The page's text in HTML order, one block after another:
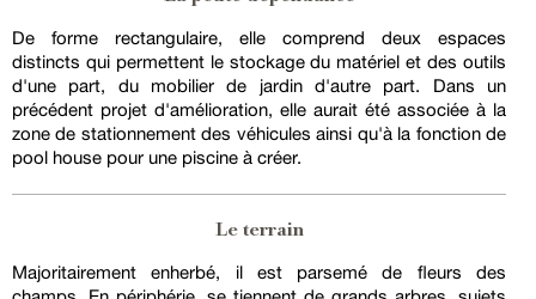
De forme rectangulaire, elle comprend deux espaces
distincts qui permettent le stockage du matériel et des outils
d'une part, du mobilier de jardin d'autre part. Dans un
précédent projet d'amélioration, elle aurait été associée à la
zone de stationnement des véhicules ainsi qu'à la fonction de
pool house pour une piscine à créer.
Le terrain
Majoritairement enherbé, il est parsemé de fleurs des